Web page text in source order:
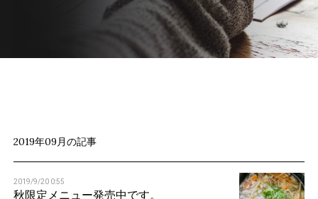
2019年09月の記事
2019/9/20 0:55
秋限定メニュー発売中です。
a
i
n